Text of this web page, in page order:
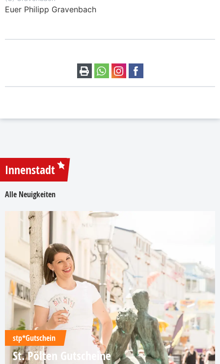
Euer Philipp Gravenbach
Innenstadt
Alle Neuigkeiten
stp*Gutschein
St. Pölten Gutscheine